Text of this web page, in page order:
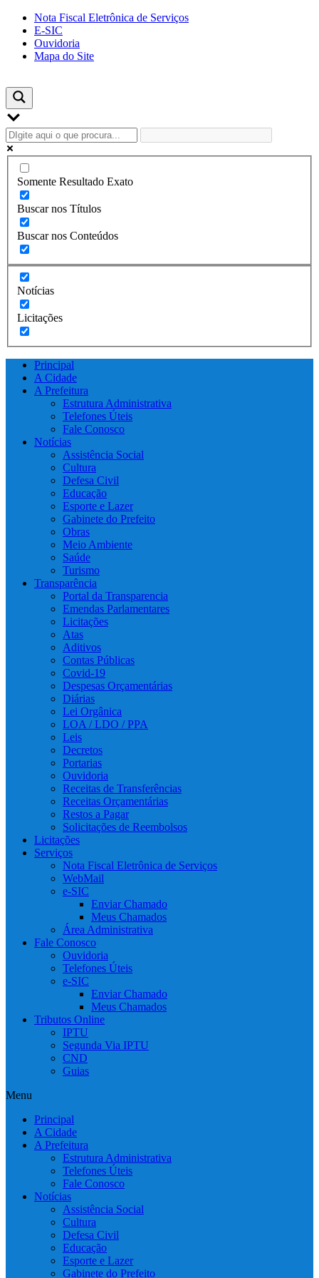
Skip
content
Nota Fiscal Eletrônica de Serviços
E-SIC
Ouvidoria
Mapa do Site
Somente Resultado Exato
Buscar nos Títulos
Buscar nos Conteúdos
Notícias
Licitações
Principal
A Cidade
A Prefeitura
Estrutura Administrativa
Telefones Úteis
Fale Conosco
Notícias
Assistência Social
Cultura
Defesa Civil
Educação
Esporte e Lazer
Gabinete do Prefeito
Obras
Meio Ambiente
Saúde
Turismo
Transparência
Portal da Transparencia
Emendas Parlamentares
Licitações
Atas
Aditivos
Contas Públicas
Covid-19
Despesas Orçamentárias
Diárias
Lei Orgânica
LOA / LDO / PPA
Leis
Decretos
Portarias
Ouvidoria
Receitas de Transferências
Receitas Orçamentárias
Restos a Pagar
Solicitações de Reembolsos
Licitações
Serviços
Nota Fiscal Eletrônica de Serviços
WebMail
e-SIC
Enviar Chamado
Meus Chamados
Área Administrativa
Fale Conosco
Ouvidoria
Telefones Úteis
e-SIC
Enviar Chamado
Meus Chamados
Tributos Online
IPTU
Segunda Via IPTU
CND
Guias
Menu
Principal
A Cidade
A Prefeitura
Estrutura Administrativa
Telefones Úteis
Fale Conosco
Notícias
Assistência Social
Cultura
Defesa Civil
Educação
Esporte e Lazer
Gabinete do Prefeito